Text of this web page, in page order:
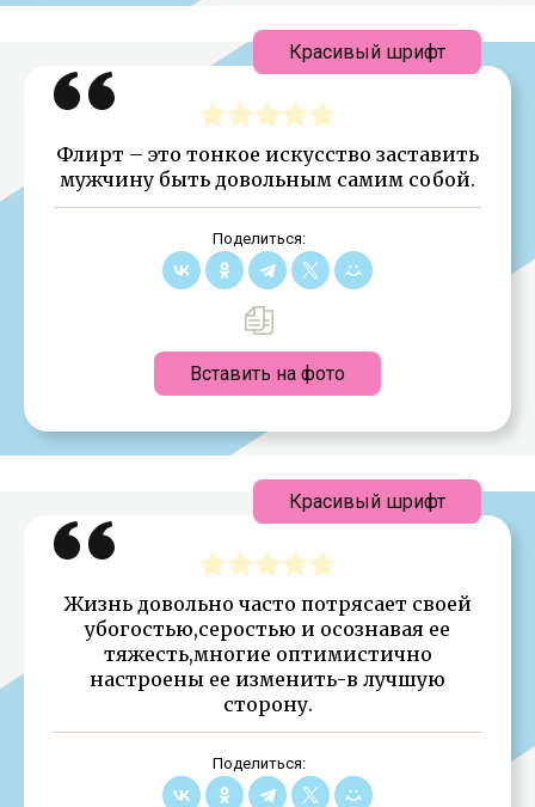
Флирт – это тонкое искусство заставить
мужчину быть довольным самим собой.
Поделиться:
Вставить на фото
Красивый шрифт
Жизнь довольно часто потрясает своей
убогостью,серостью и осознавая ее
тяжесть,многие оптимистично
настроены ее изменить-в лучшую
сторону.
Поделиться:
Красивый шрифт